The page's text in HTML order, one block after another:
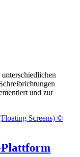
und zur
Plattform